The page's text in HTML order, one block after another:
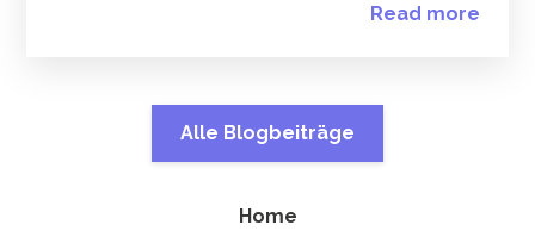
Read more
Alle Blogbeiträge
Home